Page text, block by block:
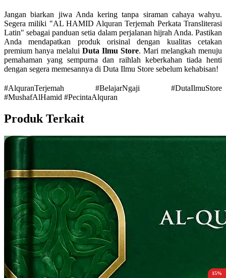
Jangan biarkan jiwa Anda kering tanpa siraman cahaya wahyu.
Segera miliki "AL HAMID Alquran Terjemah Perkata Transliterasi
Latin" sebagai panduan setia dalam perjalanan hijrah Anda. Pastikan
Anda mendapatkan produk orisinal dengan kualitas cetakan
premium hanya melalui Duta Ilmu Store. Mari melangkah menuju
pemahaman yang sempurna dan raihlah keberkahan tiada henti
dengan segera memesannya di Duta Ilmu Store sebelum kehabisan!
#AlquranTerjemah #BelajarNgaji #DutaIlmuStore
#MushafAlHamid #PecintaAlquran
Produk Terkait
10%
10%
10%
10%
15%